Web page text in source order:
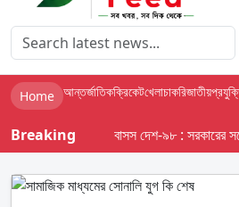
Home আন্তর্জাতিকক্রিকেটখেলাচাকরিজাতীয়
Breaking বাসস দেশ-৯৮ : সরকারের